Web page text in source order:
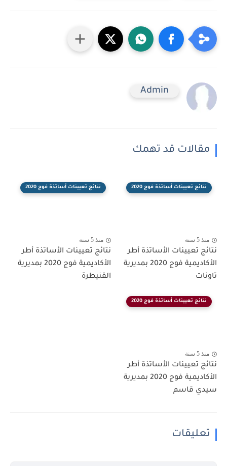
Admin
مقالات قد تهمك
نتائج تعيينات أساتذة فوج 2020
منذ 5 سنة
نتائج تعيينات الأساتذة أطر
الأكاديمية فوج 2020 بمديرية
تاونات
نتائج تعيينات أساتذة فوج 2020
منذ 5 سنة
نتائج تعيينات الأساتذة أطر
الأكاديمية فوج 2020 بمديرية
القنيطرة
نتائج تعيينات أساتذة فوج 2020
منذ 5 سنة
نتائج تعيينات الأساتذة أطر
الأكاديمية فوج 2020 بمديرية
سيدي قاسم
تعليقات